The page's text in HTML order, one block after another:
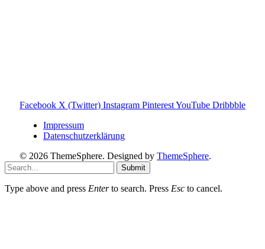
Facebook X (Twitter) Instagram PinterestYouTube Dribbble
Impressum
Datenschutzerklärung
© 2026 ThemeSphere. Designed by ThemeSphere.
Submit
Type above and press Enterto search. Press Esc to cancel.